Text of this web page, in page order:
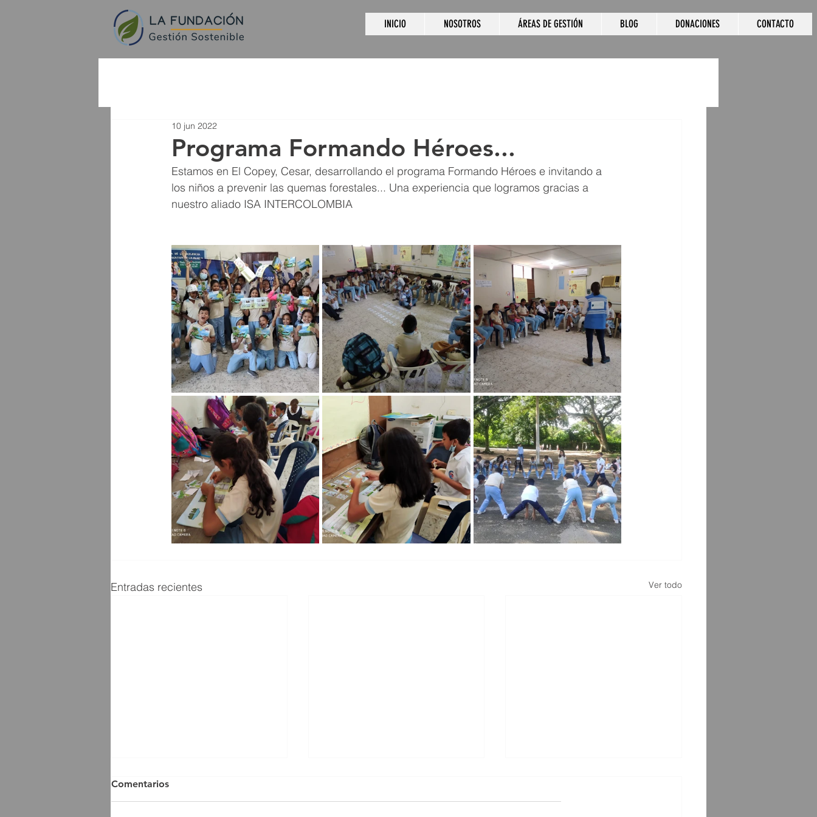
INICIO NOSOTROS ÁREAS DE GESTIÓN BLOG DONACIONES CONTACTO
Programa Formando Héroes...
10 jun 2022
Estamos en El Copey, Cesar, desarrollando el programa Formando Héroes e invitando a
los niños a prevenir las quemas forestales... Una experiencia que logramos gracias a
nuestro aliado ISA INTERCOLOMBIA
Entradas recientes Ver todo
Comentarios